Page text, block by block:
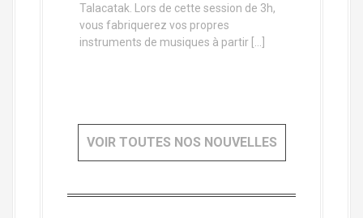
Talacatak. Lors de cette session de 3h,
vous fabriquerez vos propres
instruments de musiques à partir […]
VOIR TOUTES NOS NOUVELLES